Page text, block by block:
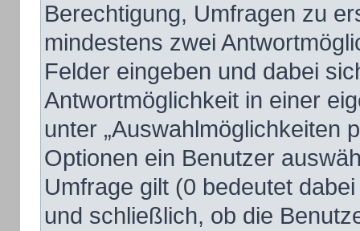
Berechtigung, Umfragen zu
mindestens zwei
Felder eingeben und dabei
Antwortmöglichkeit in einer
unter „Auswahlmöglichkeiten
Optionen ein Benutzer
Umfrage gilt (0 bedeutet
und schließlich, ob die